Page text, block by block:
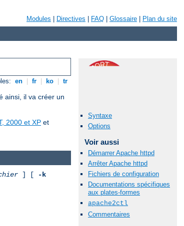
Modules Directives FAQ Glossaire Plan du site
en fr ko tr
ainsi, il va créer un
2000 et XP et
Syntaxe
Options
Voir aussi
Démarrer Apache httpd
Arrêter Apache httpd
Fichiers de configuration
Documentations spécifiques
aux plates-formes
apache2ctl
Commentaires
] [
-k